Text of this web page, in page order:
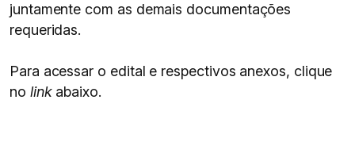
juntamente com as demais documentações
requeridas.
Para acessar o edital e respectivos anexos, clique
no linkabaixo.